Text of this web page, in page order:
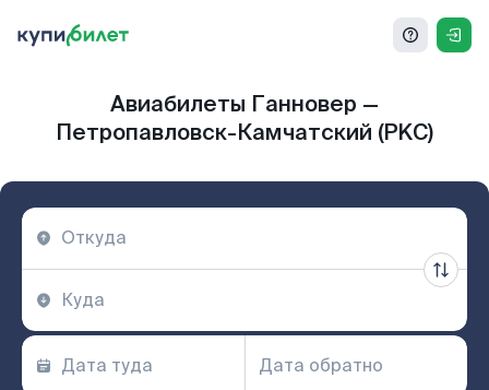
Авиабилеты Ганновер —
Петропавловск-Камчатский (PKC)